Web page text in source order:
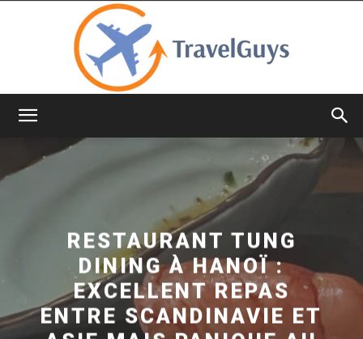
RESTAURANT TUNG
DINING À HANOÏ :
EXCELLENT REPAS
ENTRE SCANDINAVIE ET